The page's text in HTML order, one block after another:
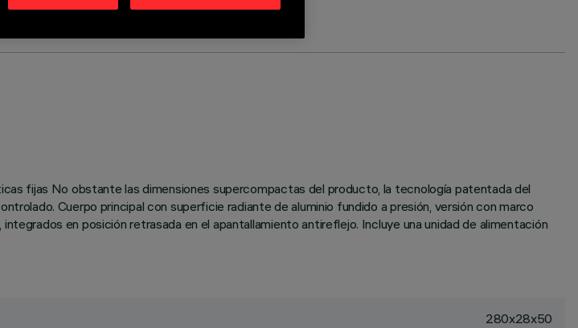
fijas No obstante las dimensiones supercompactas del producto, la tecnología patentada del
Cuerpo principal con superficie radiante de aluminio fundido a presión, versión con marco
en posición retrasada en el apantallamiento antireflejo. Incluye una unidad de alimentación
280x28x50